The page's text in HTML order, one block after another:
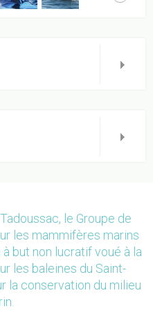
le Groupe de
les mammifères marins
but non lucratif voué à la
les baleines du Saint-
la conservation du milieu